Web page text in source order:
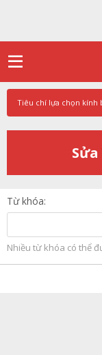
Tiêu chí lựa chọn kính
Từ khóa
Nhiều từ khóa có thể